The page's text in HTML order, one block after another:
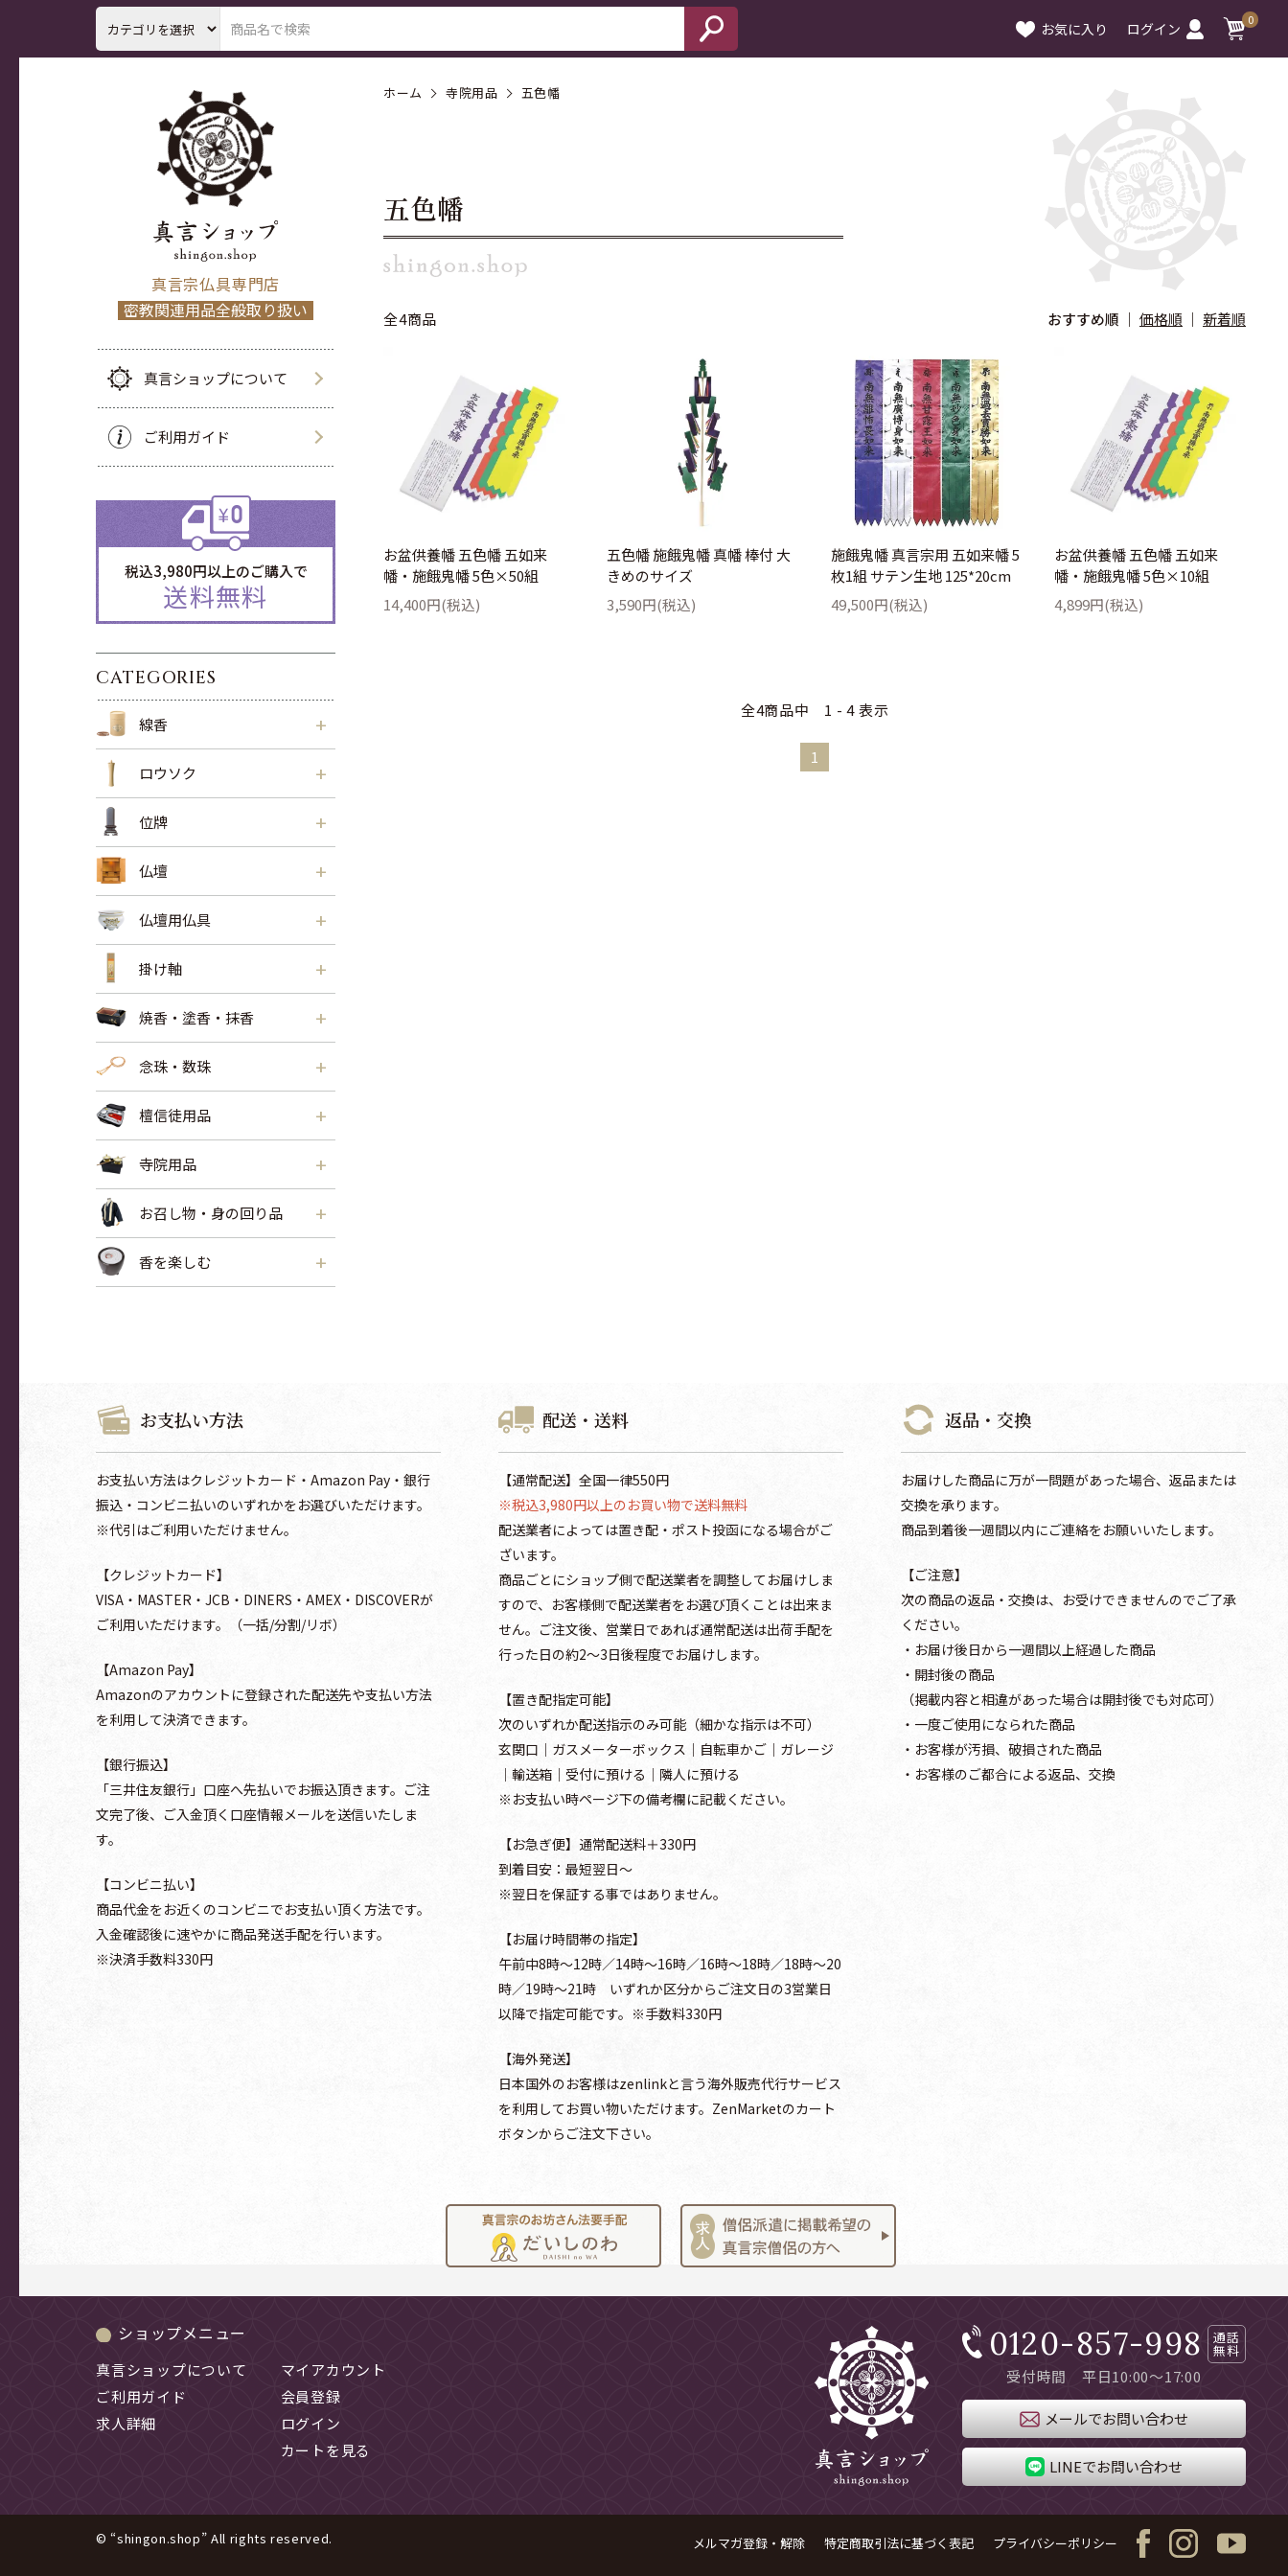
お気に入り ログイン 0
真言宗仏具専門店
密教関連用品全般取り扱い
真言ショップについて
ご利用ガイド
税込3,980円以上のご購入で
送料無料
CATEGORIES
線香 +
ロウソク +
位牌 +
仏壇 +
仏壇用仏具 +
掛け軸 +
焼香・塗香・抹香 +
念珠・数珠 +
檀信徒用品 +
寺院用品 +
お召し物・身の回り品 +
香を楽しむ +
ホーム 寺院用品 五色幡
五色幡
全4商品 おすすめ順 価格順 新着順
お盆供養幡 五色幡 五如来
幡・施餓鬼幡 5色×50組
14,400円(税込)
五色幡 施餓鬼幡 真幡 棒付 大
きめのサイズ
3,590円(税込)
施餓鬼幡 真言宗用 五如来幡 5
枚1組 サテン生地 125*20cm
49,500円(税込)
お盆供養幡 五色幡 五如来
幡・施餓鬼幡 5色×10組
4,899円(税込)
全4商品中 1 - 4 表示
1
お支払い方法
お支払い方法はクレジットカード・Amazon Pay・銀行
振込・コンビニ払いのいずれかをお選びいただけます。
※代引はご利用いただけません。
【クレジットカード】
VISA・MASTER・JCB・DINERS・AMEX・DISCOVERが
ご利用いただけます。（一括/分割/リボ）
【Amazon Pay】
Amazonのアカウントに登録された配送先や支払い方法
を利用して決済できます。
【銀行振込】
「三井住友銀行」口座へ先払いでお振込頂きます。ご注
文完了後、ご入金頂く口座情報メールを送信いたしま
す。
【コンビニ払い】
商品代金をお近くのコンビニでお支払い頂く方法です。
入金確認後に速やかに商品発送手配を行います。
※決済手数料330円
配送・送料
【通常配送】全国一律550円
※税込3,980円以上のお買い物で送料無料
配送業者によっては置き配・ポスト投函になる場合がご
ざいます。
商品ごとにショップ側で配送業者を調整してお届けしま
すので、お客様側で配送業者をお選び頂くことは出来ま
せん。ご注文後、営業日であれば通常配送は出荷手配を
行った日の約2～3日後程度でお届けします。
【置き配指定可能】
次のいずれか配送指示のみ可能（細かな指示は不可）
玄関口│ガスメーターボックス│自転車かご│ガレージ
│輸送箱│受付に預ける│隣人に預ける
※お支払い時ページ下の備考欄に記載ください。
【お急ぎ便】通常配送料＋330円
到着目安：最短翌日～
※翌日を保証する事ではありません。
【お届け時間帯の指定】
午前中8時～12時／14時～16時／16時～18時／18時～20
時／19時～21時 いずれか区分からご注文日の3営業日
以降で指定可能です。※手数料330円
【海外発送】
日本国外のお客様はzenlinkと言う海外販売代行サービス
を利用してお買い物いただけます。ZenMarketのカート
ボタンからご注文下さい。
返品・交換
お届けした商品に万が一問題があった場合、返品または
交換を承ります。
商品到着後一週間以内にご連絡をお願いいたします。
【ご注意】
次の商品の返品・交換は、お受けできませんのでご了承
ください。
・お届け後日から一週間以上経過した商品
・開封後の商品
（掲載内容と相違があった場合は開封後でも対応可）
・一度ご使用になられた商品
・お客様が汚損、破損された商品
・お客様のご都合による返品、交換
ショップメニュー
真言ショップについて
ご利用ガイド
求人詳細
マイアカウント
会員登録
ログイン
カートを見る
0120-857-998 通話
無料
受付時間 平日10:00～17:00
メールでお問い合わせ
LINEでお問い合わせ
メルマガ登録・解除 特定商取引法に基づく表記 プライバシーポリシー
© “shingon.shop” All rights reserved.